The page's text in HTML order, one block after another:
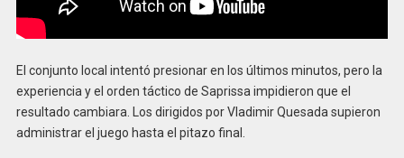
El conjunto local intentó presionar en los últimos minutos, pero la
experiencia y el orden táctico de Saprissa impidieron que el
resultado cambiara. Los dirigidos por Vladimir Quesada supieron
administrar el juego hasta el pitazo final.